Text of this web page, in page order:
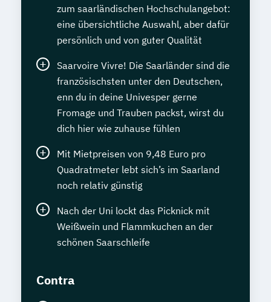
zum saarländischen Hochschulangebot:
eine übersichtliche Auswahl, aber dafür
persönlich und von guter Qualität
Saarvoire Vivre! Die Saarländer sind die
französischsten unter den Deutschen,
enn du in deine Univesper gerne
Fromage und Trauben packst, wirst du
dich hier wie zuhause fühlen
Mit Mietpreisen von 9,48 Euro pro
Quadratmeter lebt sich’s im Saarland
noch relativ günstig
Nach der Uni lockt das Picknick mit
Weißwein und Flammkuchen an der
schönen Saarschleife
Contra